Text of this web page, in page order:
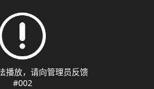
播放，请向管理员反馈
#002